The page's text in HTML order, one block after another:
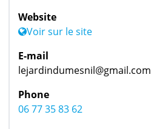
Website
Voir sur le site
E-mail
lejardindumesnil@gmail.com
Phone
06 77 35 83 62